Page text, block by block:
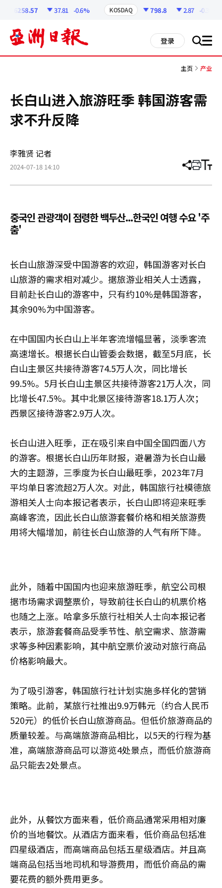
6258.57 37.81 -0.6% KOSDAQ 798.8 2.87 -0.36%
登录 搜 all
主页 产业
长白山进入旅游旺季 韩国游客需
求不升反降
李雅贤 记者
2024-07-18 14:10 分
章
打 调
小
중국인 관광객이 점령한 백두산...한국인 여행 수요 '주
춤'
长白山旅游深受中国游客的欢迎，韩国游客对长白
山旅游的需求相对减少。据旅游业相关人士透露，
目前赴长白山的游客中，只有约10%是韩国游客，
其余90%为中国游客。
在中国国内长白山上半年客流增幅显著，淡季客流
高速增长。根据长白山管委会数据，截至5月底，长
白山主景区共接待游客74.5万人次，同比增长
99.5%。5月长白山主景区共接待游客21万人次，同
比增长47.5%。其中北景区接待游客18.1万人次；
西景区接待游客2.9万人次。
长白山进入旺季，正在吸引来自中国全国四面八方
的游客。根据长白山历年财报，避暑游为长白山最
大的主题游，三季度为长白山最旺季，2023年7月
平均单日客流超2万人次。对此，韩国旅行社模德旅
游相关人士向本报记者表示，长白山即将迎来旺季
高峰客流，因此长白山旅游套餐价格和相关旅游费
用将大幅增加，前往长白山旅游的人气有所下降。
此外，随着中国国内也迎来旅游旺季，航空公司根
据市场需求调整票价，导致前往长白山的机票价格
也随之上涨。哈拿多乐旅行社相关人士向本报记者
表示，旅游套餐商品受季节性、航空需求、旅游需
求等多种因素影响，其中航空票价波动对旅行商品
价格影响最大。
为了吸引游客，韩国旅行社计划实施多样化的营销
策略。此前，某旅行社推出9.9万韩元（约合人民币
520元）的低价长白山旅游商品。但低价旅游商品的
质量较差。与高端旅游商品相比，以5天的行程为基
准，高端旅游商品可以游览4处景点，而低价旅游商
品只能去2处景点。
此外，从餐饮方面来看，低价商品通常采用相对廉
价的当地餐饮。从酒店方面来看，低价商品包括准
四星级酒店，而高端商品包括五星级酒店。并且高
端商品包括当地司机和导游费用，而低价商品的需
要花费的额外费用更多。